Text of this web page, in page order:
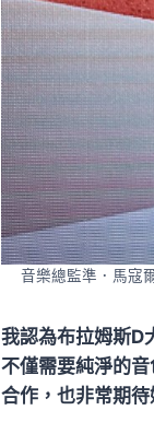
音樂總監準．馬寇
我認為布拉姆斯D
不僅需要純淨的
合作，也非常期待